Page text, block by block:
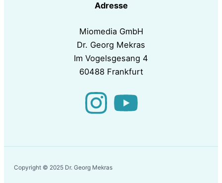
Adresse
Miomedia GmbH
Dr. Georg Mekras
Im Vogelsgesang 4
60488 Frankfurt
Copyright © 2025 Dr. Georg Mekras